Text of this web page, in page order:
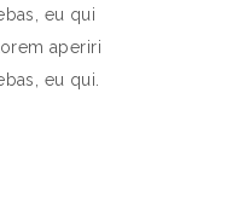
eu qui
aperiri
eu qui.